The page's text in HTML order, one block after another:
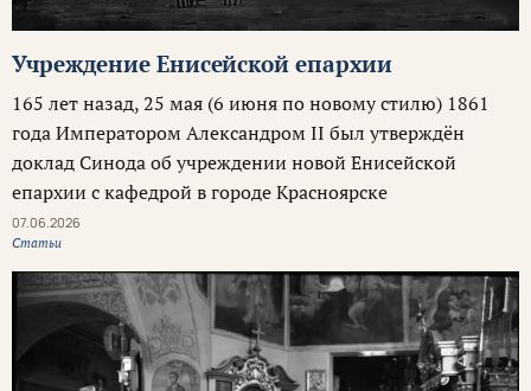
Учреждение Енисейской епархии
165 лет назад, 25 мая (6 июня по новому стилю) 1861
года Императором Александром II был утверждён
доклад Синода об учреждении новой Енисейской
епархии с кафедрой в городе Красноярске
07.06.2026
Статьи